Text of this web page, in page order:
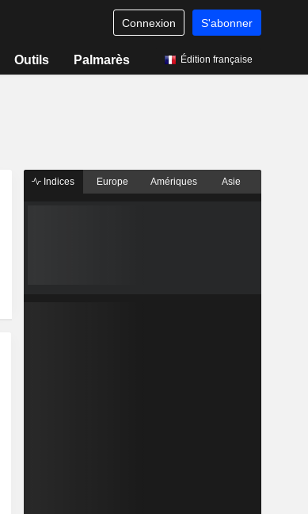
Connexion S'abonner
Outils Palmarès Édition française
Indices Europe Amériques Asie